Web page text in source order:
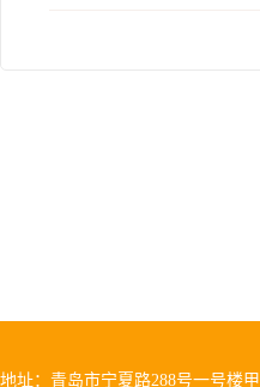
地址：青岛市宁夏路288号一号楼甲